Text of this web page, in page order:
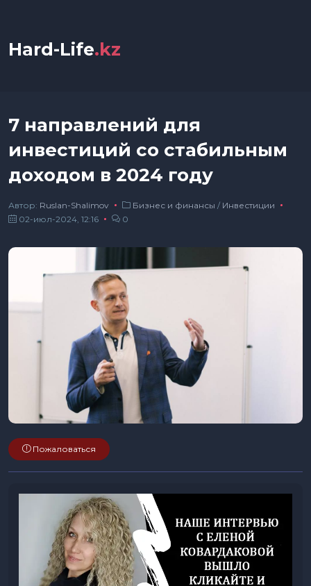
Hard-Life.kz
7 направлений для
инвестиций со стабильным
доходом в 2024 году
Автор: Ruslan-Shalimov Бизнес и финансы / Инвестиции
02-июл-2024, 12:16
0
Пожаловаться